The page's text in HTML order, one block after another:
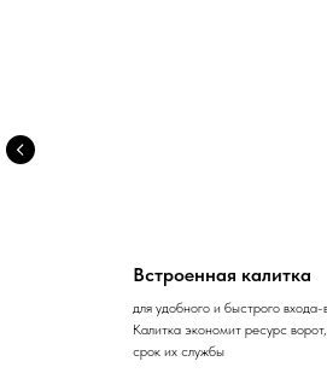
Встроенная калитка
для удобного и быстрого входа-
Калитка экономит ресурс
срок их службы